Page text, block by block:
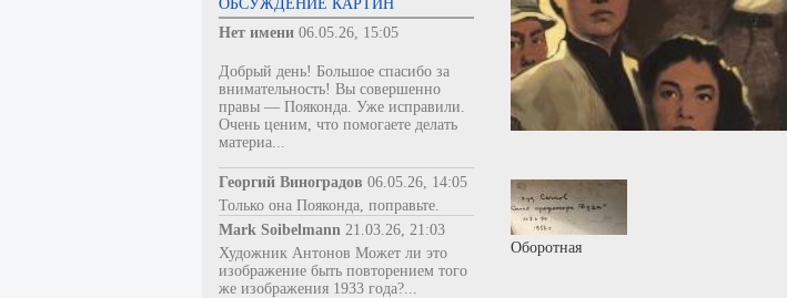
ОБСУЖДЕНИЕ КАРТИН
Нет имени 06.05.26, 15:05
Добрый день! Большое спасибо за
внимательность! Вы совершенно
правы — Пояконда. Уже исправили.
Очень ценим, что помогаете делать
материа...
Георгий Виноградов 06.05.26, 14:05
Только она Пояконда, поправьте.
Mark Soibelmann 21.03.26, 21:03
Художник Антонов Может ли это
изображение быть повторением того
же изображения 1933 года?...
Оборотная